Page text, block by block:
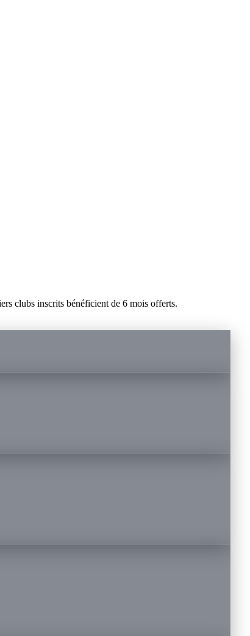
clubs inscrits bénéficient de 6 mois offerts.